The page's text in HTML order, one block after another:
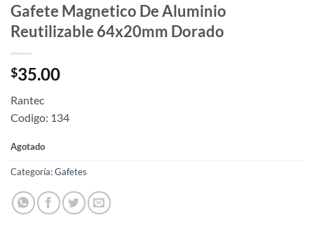
Gafete Magnetico De Aluminio
Reutilizable 64x20mm Dorado
$35.00
Rantec
Codigo: 134
Agotado
Categoría:Gafetes